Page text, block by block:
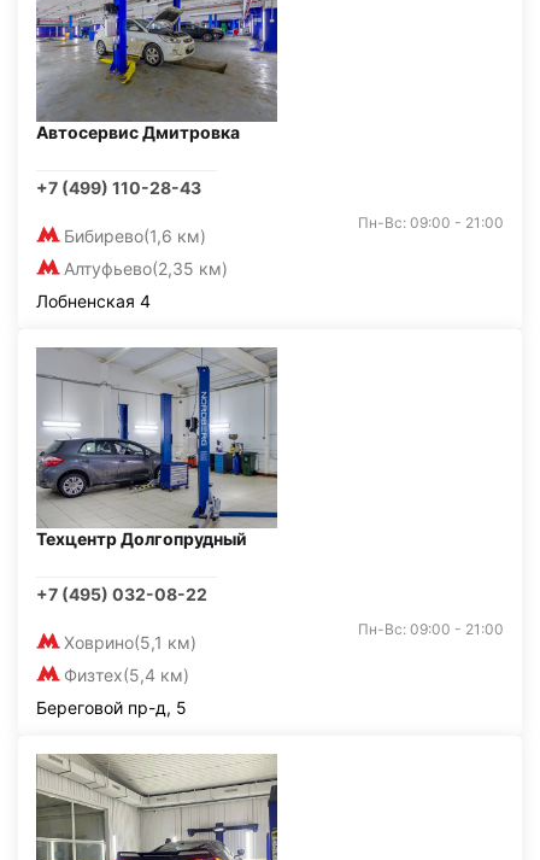
Автосервис Дмитровка
+7 (499) 110-28-43
Бибирево(1,6 км)
Алтуфьево(2,35 км)
Пн-Вс: 09:00 - 21:00
Лобненская 4
Техцентр Долгопрудный
+7 (495) 032-08-22
Ховрино(5,1 км)
Физтех(5,4 км)
Пн-Вс: 09:00 - 21:00
Береговой пр-д, 5